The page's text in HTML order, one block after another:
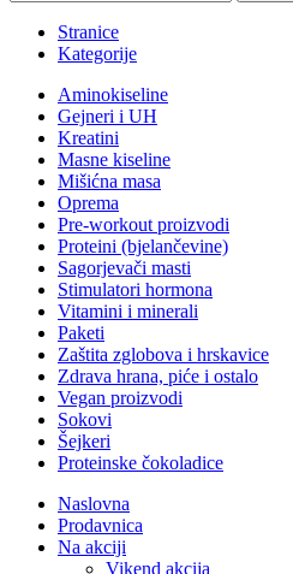
Stranice
Kategorije
Aminokiseline
Gejneri i UH
Kreatini
Masne kiseline
Mišićna masa
Oprema
Pre-workout proizvodi
Proteini (bjelančevine)
Sagorjevači masti
Stimulatori hormona
Vitamini i minerali
Paketi
Zaštita zglobova i hrskavice
Zdrava hrana, piće i ostalo
Vegan proizvodi
Sokovi
Šejkeri
Proteinske čokoladice
Naslovna
Prodavnica
Na akciji
Vikend akcija